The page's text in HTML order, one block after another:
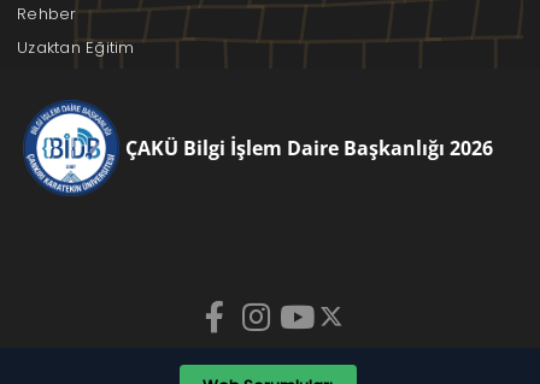
Rehber
Uzaktan Eğitim
ÇAKÜ Bilgi İşlem Daire Başkanlığı 2026